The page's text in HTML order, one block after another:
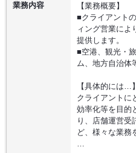
業務内容
【業務概要】
■クライアント
ィング営業によ
提供します。
■空港、観光・
ム、地方自治体
【具体的には…】
クライアントに
効率化等を目的
り、店舗運営受
ど、様々な業務
…